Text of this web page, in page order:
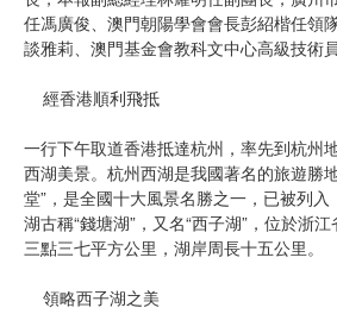
任馮廣俊、澳門朝陽學會會長彭紹楷任領
談雅莉、澳門基金會教科文中心高級技術
經香港順利飛抵
一行下午取道香港抵達杭州，率先到杭
西湖美景。杭州西湖是我國著名的旅遊勝
堂”，是全國十大風景名勝之一，已被列
湖古稱“錢塘湖”，又名“西子湖”，位於浙
三點三七平方公里，湖岸周長十五公里。
領略西子湖之美